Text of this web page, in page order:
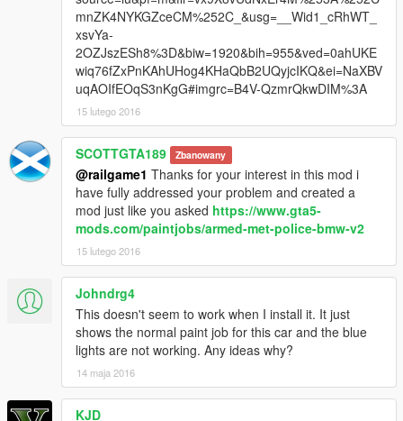
mnZK4NYKGZceCM%252C_&usg=__Wid1_cRhWT_
xsvYa-
2OZJszESh8%3D&biw=1920&bih=955&ved=0ahUKE
wiq76fZxPnKAhUHog4KHaQbB2UQyjcIKQ&ei=NaXBV
uqAOIfEOqS3nKgG#imgrc=B4V-QzmrQkwDIM%3A
15 lutego 2016
SCOTTGTA189 Zbanowany
@railgame1 Thanks for your interest in this mod i
have fully addressed your problem and created a
mod just like you asked https://www.gta5-
mods.com/paintjobs/armed-met-police-bmw-v2
15 lutego 2016
Johndrg4
This doesn't seem to work when I install it. It just
shows the normal paint job for this car and the blue
lights are not working. Any ideas why?
14 maja 2016
KJD